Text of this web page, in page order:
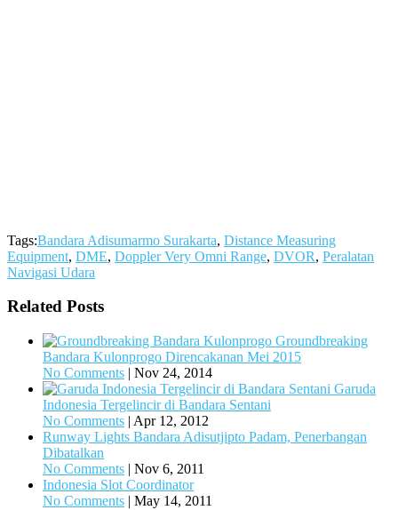
Tags:Bandara Adisumarmo Surakarta, Distance Measuring
Equipment, DME, Doppler Very Omni Range, DVOR, Peralatan
Navigasi Udara
Related Posts
Groundbreaking
Bandara Kulonprogo Direncakanan Mei 2015
No Comments | Nov 24, 2014
Garuda
Indonesia Tergelincir di Bandara Sentani
No Comments | Apr 12, 2012
Runway Lights Bandara Adisutjipto Padam, Penerbangan
Dibatalkan
No Comments | Nov 6, 2011
Indonesia Slot Coordinator
No Comments | May 14, 2011